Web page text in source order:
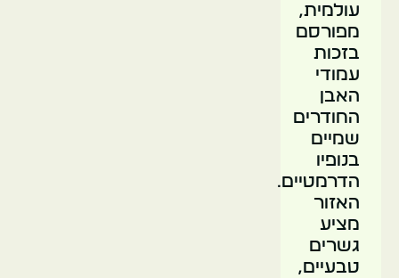
עולמית,
מפורסם
בזכות
עמודי
האבן
החודרים
שמיים
בנופיו
הדרמטיים.
האזור
מציע
גשרים
טבעיים,